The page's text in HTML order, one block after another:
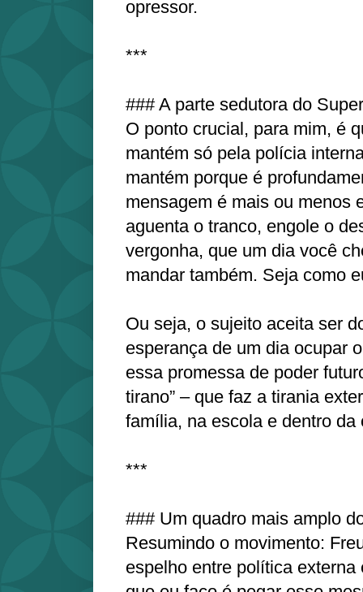
opressor.
***
### A parte sedutora do
O ponto crucial, para mim, é
mantém só pela polícia
mantém porque é
mensagem é mais ou menos
aguenta o tranco, engole o
vergonha, que um dia você
mandar também. Seja como
Ou seja, o sujeito aceita ser
esperança de um dia ocupar
essa promessa de poder
tirano” – que faz a tirania
família, na escola e dentro da
***
### Um quadro mais amplo
Resumindo o movimento:
espelho entre política